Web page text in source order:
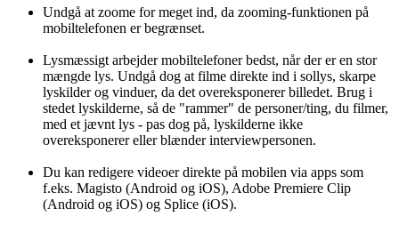
Undgå at zoome for meget ind, da zooming-funktionen på
mobiltelefonen er begrænset.
Lysmæssigt arbejder mobiltelefoner bedst, når der er en stor
mængde lys. Undgå dog at filme direkte ind i sollys, skarpe
lyskilder og vinduer, da det overeksponerer billedet. Brug i
stedet lyskilderne, så de "rammer" de personer/ting, du filmer,
med et jævnt lys - pas dog på, lyskilderne ikke
overeksponerer eller blænder interviewpersonen.
Du kan redigere videoer direkte på mobilen via apps som
f.eks. Magisto (Android og iOS), Adobe Premiere Clip
(Android og iOS) og Splice (iOS).